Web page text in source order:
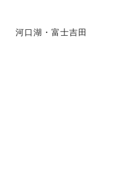
河口湖・富士吉田